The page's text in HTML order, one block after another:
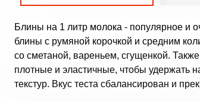
Блины на 1 литр молока - популярное и
блины с румяной корочкой и средним
со сметаной, вареньем, сгущенкой.
плотные и эластичные, чтобы удержать
текстур. Вкус теста сбалансирован и